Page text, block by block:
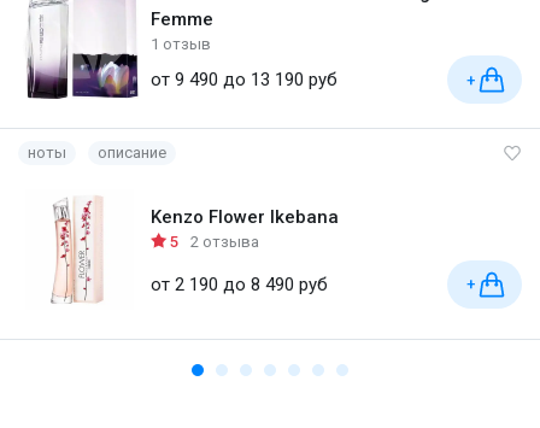
Femme
1 отзыв
от 9 490 до 13 190 руб +
ноты описание
Kenzo Flower Ikebana
5 2 отзыва
от 2 190 до 8 490 руб +